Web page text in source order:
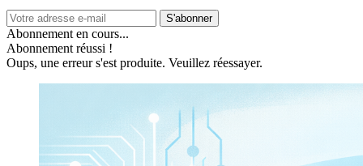
S'abonner
Abonnement en cours...
Abonnement réussi !
Oups, une erreur s'est produite. Veuillez réessayer.